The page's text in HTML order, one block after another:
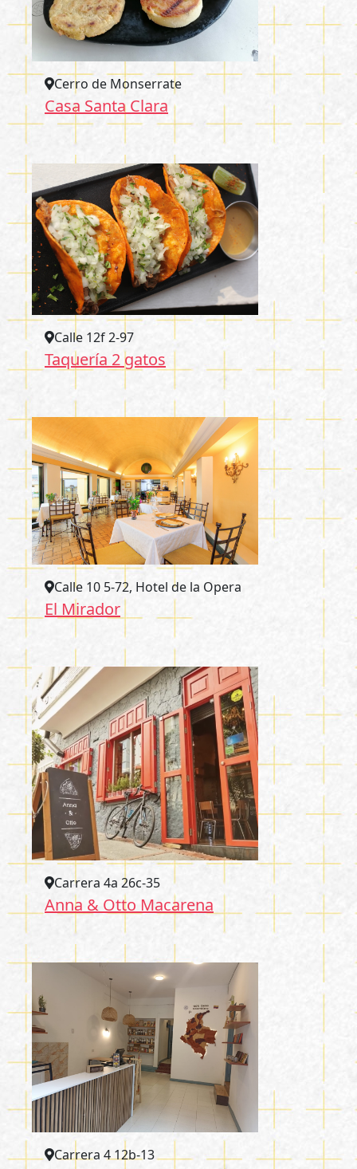
Cerro de Monserrate
Casa Santa Clara
Calle 12f 2-97
Taquería 2 gatos
Calle 10 5-72, Hotel de la Opera
El Mirador
Carrera 4a 26c-35
Anna & Otto Macarena
Carrera 4 12b-13